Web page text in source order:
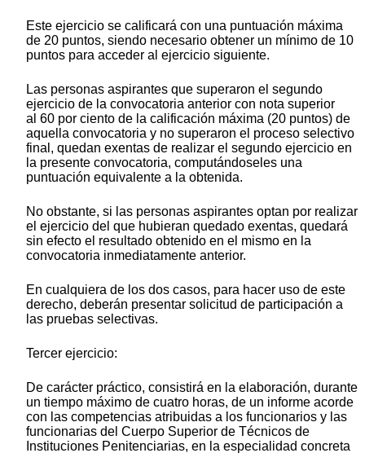
Este ejercicio se calificará con una puntuación máxima
de 20 puntos, siendo necesario obtener un mínimo de 10
puntos para acceder al ejercicio siguiente.
Las personas aspirantes que superaron el segundo
ejercicio de la convocatoria anterior con nota superior
al 60 por ciento de la calificación máxima (20 puntos) de
aquella convocatoria y no superaron el proceso selectivo
final, quedan exentas de realizar el segundo ejercicio en
la presente convocatoria, computándoseles una
puntuación equivalente a la obtenida.
No obstante, si las personas aspirantes optan por realizar
el ejercicio del que hubieran quedado exentas, quedará
sin efecto el resultado obtenido en el mismo en la
convocatoria inmediatamente anterior.
En cualquiera de los dos casos, para hacer uso de este
derecho, deberán presentar solicitud de participación a
las pruebas selectivas.
Tercer ejercicio:
De carácter práctico, consistirá en la elaboración, durante
un tiempo máximo de cuatro horas, de un informe acorde
con las competencias atribuidas a los funcionarios y las
funcionarias del Cuerpo Superior de Técnicos de
Instituciones Penitenciarias, en la especialidad concreta